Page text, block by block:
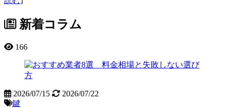
新着コラム
166
2026/07/15
2026/07/22
鍵